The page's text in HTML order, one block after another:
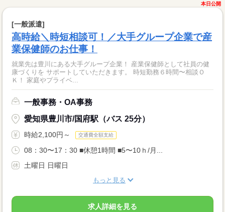
本日公開
[一般派遣]
高時給＼時短相談可！／大手グループ企業で産
業保健師のお仕事！
就業先は豊川にある大手グループ企業！ 産業保健師として社員の健
康づくりを サポートしていただきます。 時短勤務６時間〜相談Ｏ
Ｋ！ 家庭やプライベ...
一般事務・OA事務
愛知県豊川市/国府駅（バス 25分）
時給2,100円～ 交通費全額支給
08：30〜17：30 ■休憩1時間 ■5〜10ｈ/月...
土曜日 日曜日
もっと見る
求人詳細を見る